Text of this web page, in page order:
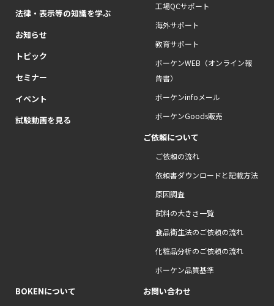
法律・表示等の知識を学ぶ
お知らせ
トピック
セミナー
イベント
試験動画を見る
工場QCサポート
海外サポート
教育サポート
ボーケンWEB（オンライン報
告書）
ボーケンinfoメール
ボーケンGoods販売
ご依頼について
ご依頼の流れ
依頼書ダウンロードと記載方法
原因調査
試料の大きさ一覧
食品衛生法のご依頼の流れ
化粧品分析のご依頼の流れ
ボーケン品質基準
BOKENについて
お問い合わせ